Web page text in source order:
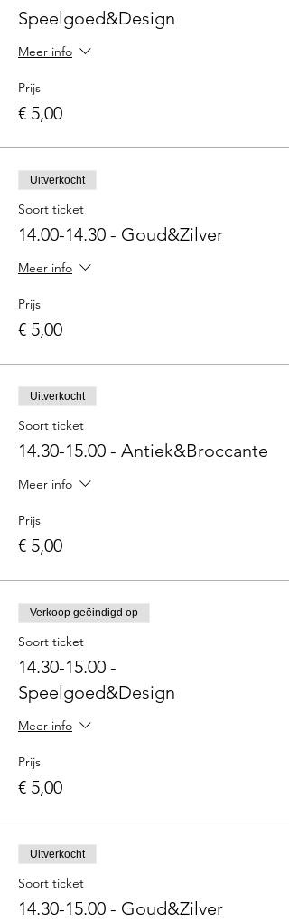
Speelgoed&Design
Meer info
Prijs
€ 5,00
Uitverkocht
Soort ticket
14.00-14.30 - Goud&Zilver
Meer info
Prijs
€ 5,00
Uitverkocht
Soort ticket
14.30-15.00 - Antiek&Broccante
Meer info
Prijs
€ 5,00
Verkoop geëindigd op
Soort ticket
14.30-15.00 -
Speelgoed&Design
Meer info
Prijs
€ 5,00
Uitverkocht
Soort ticket
14.30-15.00 - Goud&Zilver